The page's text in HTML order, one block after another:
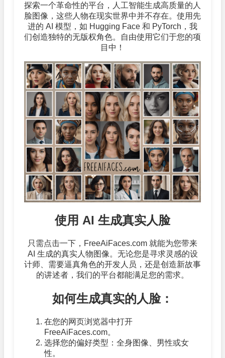
探索一个革命性的平台，人工智能生成高质量的人
脸图像，这些人物在现实世界中并不存在。使用先
进的 AI 模型，如 Hugging Face 和 PyTorch，我
们创造独特的无版权角色。自由使用它们于您的项
目中！
使用 AI 生成真实人脸
只需点击一下，FreeAiFaces.com 就能为您带来
AI 生成的真实人物图像。无论您是寻求灵感的设
计师、需要逼真角色的开发人员，还是创造新故事
的讲述者，我们的平台都能满足您的需求。
如何生成真实的人脸：
在您的网页浏览器中打开
FreeAiFaces.com。
选择您的偏好类型：全身图像、男性或女
性。